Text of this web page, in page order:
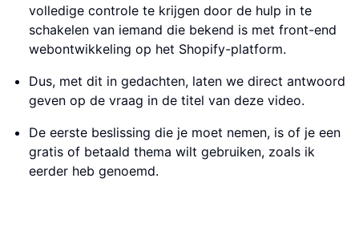
volledige controle te krijgen door de hulp in te
schakelen van iemand die bekend is met front-end
webontwikkeling op het Shopify-platform.
Dus, met dit in gedachten, laten we direct antwoord
geven op de vraag in de titel van deze video.
De eerste beslissing die je moet nemen, is of je een
gratis of betaald thema wilt gebruiken, zoals ik
eerder heb genoemd.